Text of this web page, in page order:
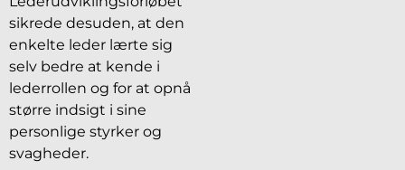
sikrede desuden, at den
enkelte leder lærte sig
selv bedre at kende i
lederrollen og for at opnå
større indsigt i sine
personlige styrker og
svagheder.